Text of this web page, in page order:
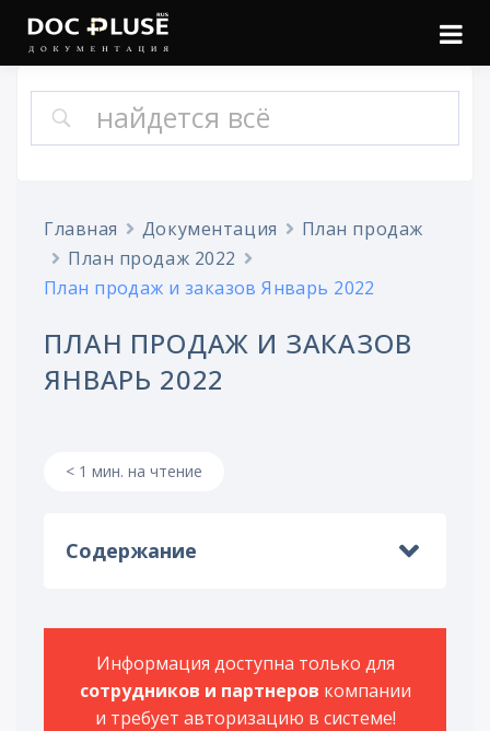
Doc Pluse
Главная Документация
План продаж
План продаж 2022
План продаж и заказов Январь 2022
ПЛАН ПРОДАЖ И ЗАКАЗОВ
ЯНВАРЬ 2022
< 1 мин. на чтение
Содержание
Информация доступна только для
сотрудников и партнеров компании
и требует авторизацию в системе!